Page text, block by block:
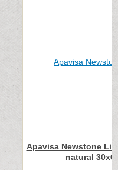
Apavisa Newstone
natural